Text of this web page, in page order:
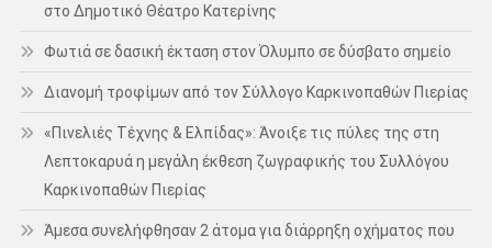
στο Δημοτικό Θέατρο Κατερίνης
Φωτιά σε δασική έκταση στον Όλυμπο σε δύσβατο σημείο
Διανομή τροφίμων από τον Σύλλογο Καρκινοπαθών Πιερίας
«Πινελιές Τέχνης & Ελπίδας»: Άνοιξε τις πύλες της στη
Λεπτοκαρυά η μεγάλη έκθεση ζωγραφικής του Συλλόγου
Καρκινοπαθών Πιερίας
Άμεσα συνελήφθησαν 2 άτομα για διάρρηξη οχήματος που